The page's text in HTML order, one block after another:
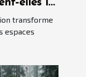
elles le
transforme
espaces